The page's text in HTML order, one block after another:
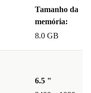
Tamanho da
memória:
8.0 GB
6.5 "